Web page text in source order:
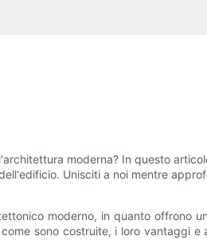
moderna? In questo
Unisciti a noi mentre
moderno, in quanto offrono
sono costruite, i loro vantaggi